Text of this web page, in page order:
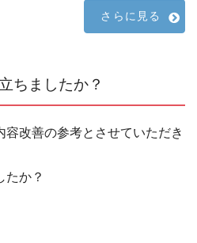
さらに見る
ちましたか？
容改善の参考とさせていただき
たか？